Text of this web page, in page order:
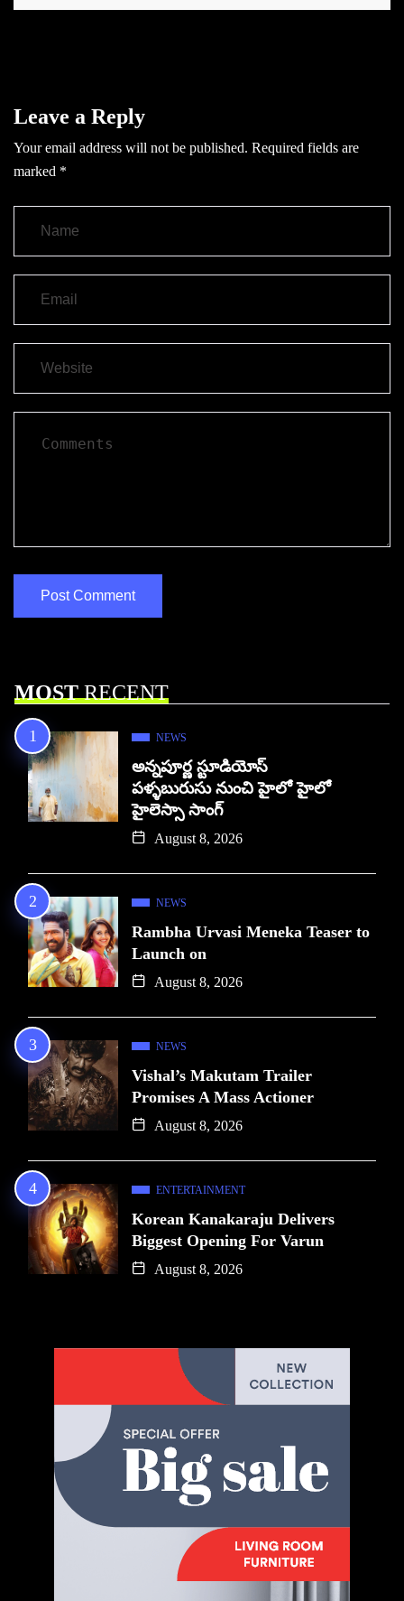
Leave a Reply
Your email address will not be published. Required fields are
marked *
MOSTRECENT
NEWS
అన్నపూర్ణ స్టూడియోస్
పళ్ళబురుసు నుంచి హైలో హైలో
హైలెస్సా సాంగ్
August 8, 2026
NEWS
Rambha Urvasi Meneka Teaser to
Launch on
August 8, 2026
NEWS
Vishal’s Makutam Trailer
Promises A Mass Actioner
August 8, 2026
ENTERTAINMENT
Korean Kanakaraju Delivers
Biggest Opening For Varun
August 8, 2026